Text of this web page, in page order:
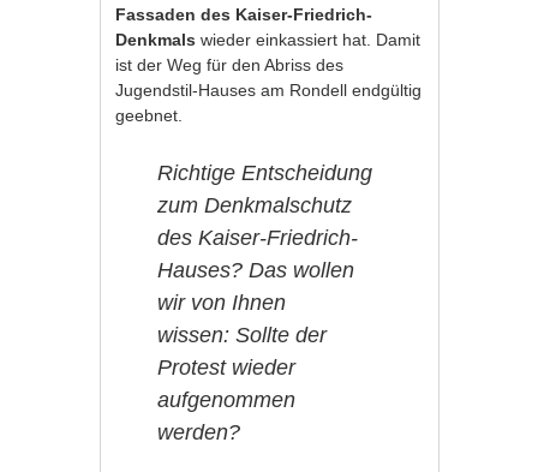
Fassaden des Kaiser-Friedrich-
Denkmals wieder einkassiert hat. Damit
ist der Weg für den Abriss des
Jugendstil-Hauses am Rondell endgültig
geebnet.
Richtige Entscheidung
zum Denkmalschutz
des Kaiser-Friedrich-
Hauses? Das wollen
wir von Ihnen
wissen: Sollte der
Protest wieder
aufgenommen
werden?